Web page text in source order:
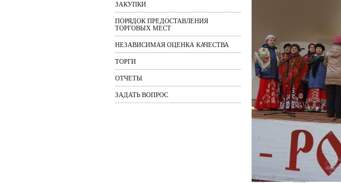
ЗАКУПКИ
ПОРЯДОК ПРЕДОСТАВЛЕНИЯ
ТОРГОВЫХ МЕСТ
НЕЗАВИСИМАЯ ОЦЕНКА КАЧЕСТВА
ТОРГИ
ОТЧЕТЫ
ЗАДАТЬ ВОПРОС